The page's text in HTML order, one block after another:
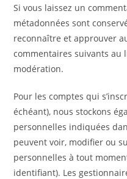
Si vous laissez un
métadonnées sont
reconnaître et approuver
commentaires suivants au
modération.
Pour les comptes qui
échéant), nous stockons
personnelles indiquées
peuvent voir, modifier ou
personnelles à tout
identifiant). Les